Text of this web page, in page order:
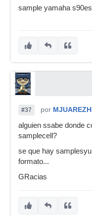
sample yamaha
#37 por
alguien ssabe donde
samplecell?
se que hay
formato...
GRacias